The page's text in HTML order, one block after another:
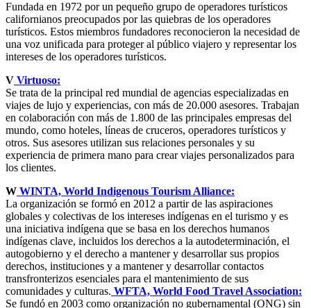
Fundada en 1972 por un pequeño grupo de operadores turísticos
californianos preocupados por las quiebras de los operadores
turísticos. Estos miembros fundadores reconocieron la necesidad de
una voz unificada para proteger al público viajero y representar los
intereses de los operadores turísticos.
V Virtuoso:
Se trata de la principal red mundial de agencias especializadas en
viajes de lujo y experiencias, con más de 20.000 asesores. Trabajan
en colaboración con más de 1.800 de las principales empresas del
mundo, como hoteles, líneas de cruceros, operadores turísticos y
otros. Sus asesores utilizan sus relaciones personales y su
experiencia de primera mano para crear viajes personalizados para
los clientes.
W WINTA, World Indigenous Tourism Alliance:
La organización se formó en 2012 a partir de las aspiraciones
globales y colectivas de los intereses indígenas en el turismo y es
una iniciativa indígena que se basa en los derechos humanos
indígenas clave, incluidos los derechos a la autodeterminación, el
autogobierno y el derecho a mantener y desarrollar sus propios
derechos, instituciones y a mantener y desarrollar contactos
transfronterizos esenciales para el mantenimiento de sus
comunidades y culturas. WFTA, World Food Travel Association:
Se fundó en 2003 como organización no gubernamental (ONG) sin